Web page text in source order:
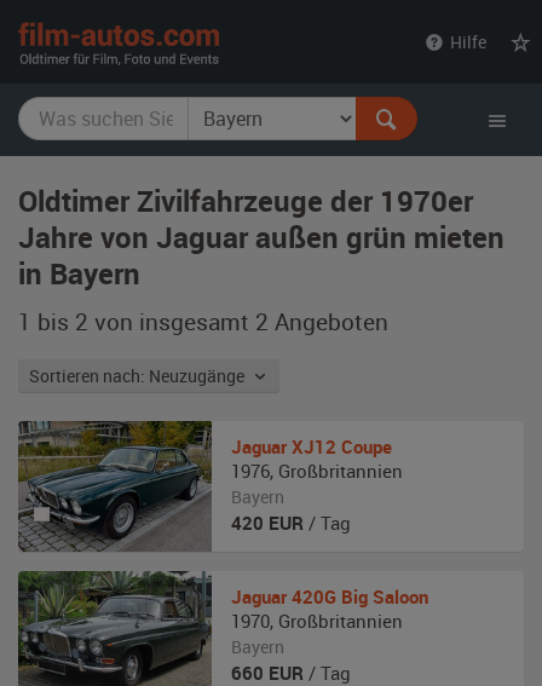
Hilfe
Oldtimer Zivilfahrzeuge der 1970er
Jahre von Jaguar außen grün mieten
in Bayern
1 bis 2 von insgesamt 2 Angeboten
Sortieren nach: Neuzugänge
Jaguar XJ12 Coupe
1976, Großbritannien
Bayern
420 EUR / Tag
Jaguar 420G Big Saloon
1970, Großbritannien
Bayern
660 EUR / Tag